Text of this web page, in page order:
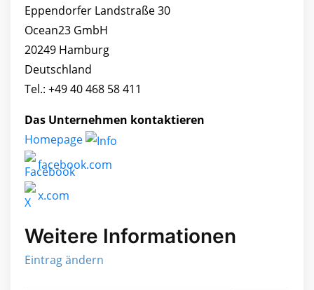
Eppendorfer Landstraße 30
Ocean23 GmbH
20249 Hamburg
Deutschland
Tel.: +49 40 468 58 411
Das Unternehmen kontaktieren
Homepage
facebook.com
x.com
Weitere Informationen
Eintrag ändern